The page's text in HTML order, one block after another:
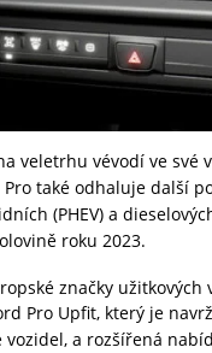
veletrhu vévodí ve své
také odhaluje další
(PHEV) a
roku 2023.
značky užitkových
Pro Upfit, který je
a rozšířená